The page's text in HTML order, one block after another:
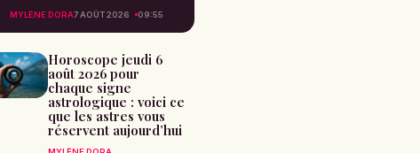
MYLÈNE DORA7 AOÛT 2026 09:55
Horoscope jeudi 6
août 2026 pour
chaque signe
astrologique : voici ce
que les astres vous
réservent aujourd’hui